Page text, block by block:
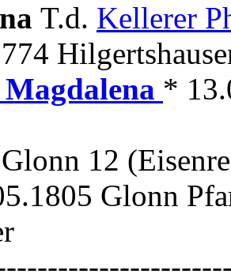
T.d. Kellerer
*
12
Glonn